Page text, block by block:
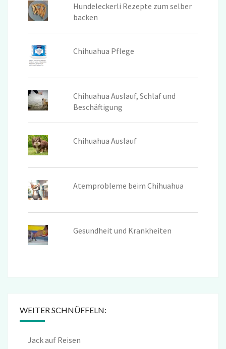
Hundeleckerli Rezepte zum selber
backen
Chihuahua Pflege
Chihuahua Auslauf, Schlaf und
Beschäftigung
Chihuahua Auslauf
Atemprobleme beim Chihuahua
Gesundheit und Krankheiten
WEITER SCHNÜFFELN:
Jack auf Reisen